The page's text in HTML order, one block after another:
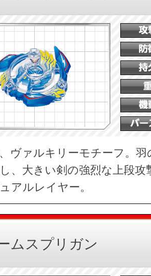
ヴァルキリーモチーフ。
、大きい剣の強烈な上段
アルレイヤー。
ムスプリガン